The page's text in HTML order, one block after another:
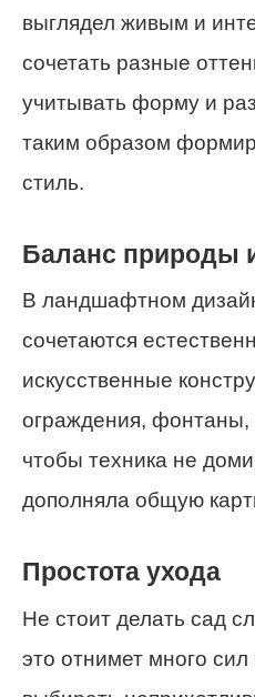
выглядел живым и
сочетать разные
учитывать форму и
таким образом
стиль.
Баланс природы
В ландшафтном
сочетаются
искусственные
ограждения,
чтобы техника не
дополняла общую
Простота ухода
Не стоит делать сад
это отнимет много